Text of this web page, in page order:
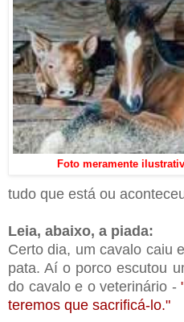
Foto meramente
tudo que está ou
Leia, abaixo, a piada:
Certo dia, um cavalo caiu
pata. Aí o porco escutou
do cavalo e o veterinário -
teremos que sacrificá-lo."